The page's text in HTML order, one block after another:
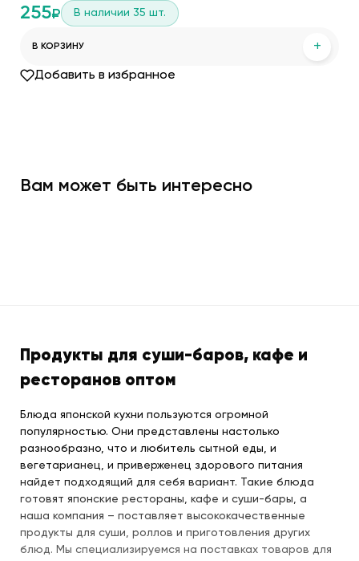
255₽ В наличии 35 шт.
В КОРЗИНУ +
Добавить в избранное
Вам может быть интересно
Продукты для суши-баров, кафе и
ресторанов оптом
Блюда японской кухни пользуются огромной
популярностью. Они представлены настолько
разнообразно, что и любитель сытной еды, и
вегетарианец, и приверженец здорового питания
найдет подходящий для себя вариант. Такие блюда
готовят японские рестораны, кафе и суши-бары, а
наша компания – поставляет высококачественные
продукты для суши, роллов и приготовления других
блюд. Мы специализируемся на поставках товаров для